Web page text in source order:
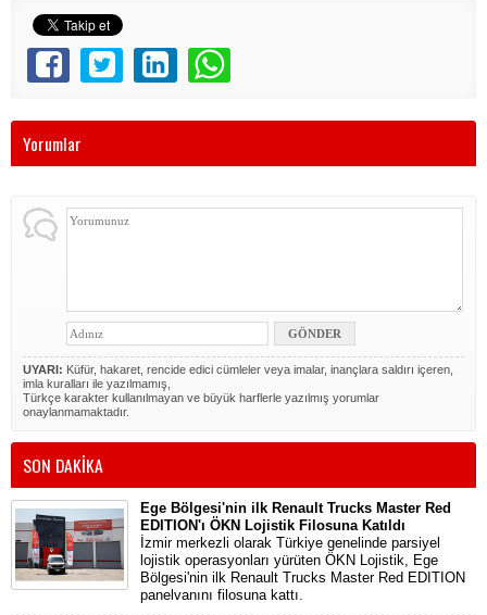
Yorumlar
UYARI: Küfür, hakaret, rencide edici cümleler veya imalar, inançlara saldırı içeren,
imla kuralları ile yazılmamış,
Türkçe karakter kullanılmayan ve büyük harflerle yazılmış yorumlar
onaylanmamaktadır.
SON DAKİKA
Ege Bölgesi'nin ilk Renault Trucks Master Red
EDITION'ı ÖKN Lojistik Filosuna Katıldı
İzmir merkezli olarak Türkiye genelinde parsiyel
lojistik operasyonları yürüten ÖKN Lojistik, Ege
Bölgesi'nin ilk Renault Trucks Master Red EDITION
panelvanını filosuna kattı.